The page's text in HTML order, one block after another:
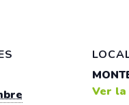
Ver